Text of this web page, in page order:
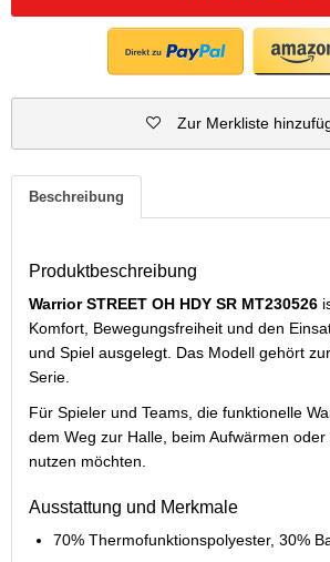
Zur Merkliste
Beschreibung
Produktbeschreibung
Warrior STREET OH HDY SR MT230526
Komfort, Bewegungsfreiheit und den
und Spiel ausgelegt. Das Modell gehört
Serie.
Für Spieler und Teams, die funktionelle
dem Weg zur Halle, beim Aufwärmen
nutzen möchten.
Ausstattung und Merkmale
70% Thermofunktionspolyester, 30%